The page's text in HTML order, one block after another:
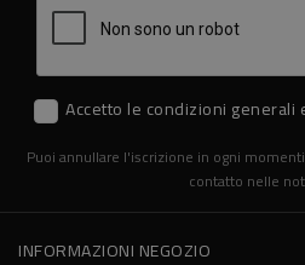
Accetto le condizioni
Puoi annullare l'iscrizione in ogni
contatto nelle
INFORMAZIONI NEGOZIO